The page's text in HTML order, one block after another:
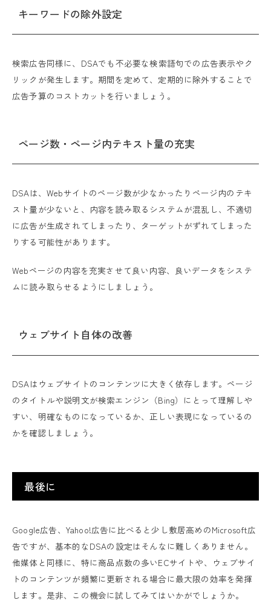
キーワードの除外設定
検索広告同様に、DSAでも不必要な検索語句での広告表示やク
リックが発生します。期間を定めて、定期的に除外することで
広告予算のコストカットを行いましょう。
ページ数・ページ内テキスト量の充実
DSAは、Webサイトのページ数が少なかったりページ内のテキ
スト量が少ないと、内容を読み取るシステムが混乱し、不適切
に広告が生成されてしまったり、ターゲットがずれてしまった
りする可能性があります。
Webページの内容を充実させて良い内容、良いデータをシステ
ムに読み取らせるようにしましょう。
ウェブサイト自体の改善
DSAはウェブサイトのコンテンツに大きく依存します。ページ
のタイトルや説明文が検索エンジン（Bing）にとって理解しや
すい、明確なものになっているか、正しい表現になっているの
かを確認しましょう。
最後に
Google広告、Yahoo!広告に比べると少し敷居高めのMicrosoft広
告ですが、基本的なDSAの設定はそんなに難しくありません。
他媒体と同様に、特に商品点数の多いECサイトや、ウェブサイ
トのコンテンツが頻繁に更新される場合に最大限の効率を発揮
します。是非、この機会に試してみてはいかがでしょうか。